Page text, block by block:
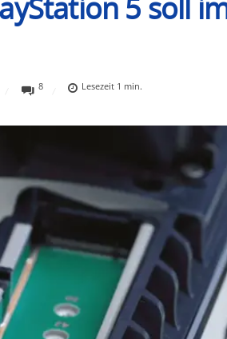
5 soll
8 Lesezeit 1 min.